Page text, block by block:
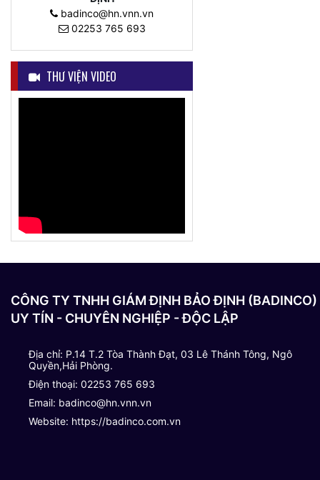
badinco@hn.vnn.vn
02253 765 693
THƯ VIỆN VIDEO
CÔNG TY TNHH GIÁM ĐỊNH BẢO ĐỊNH (BADINCO)
UY TÍN - CHUYÊN NGHIỆP - ĐỘC LẬP
Địa chỉ: P.14 T.2 Tòa Thành Đạt, 03 Lê Thánh Tông, Ngô
Quyền,Hải Phòng.
Điện thoại: 02253 765 693
Email: badinco@hn.vnn.vn
Website: https://badinco.com.vn